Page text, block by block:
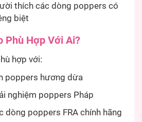
thích các dòng poppers có
biệt
Phù Hợp Với Ai?
hợp với:
poppers hương dừa
nghiệm poppers Pháp
dòng poppers FRA chính hãng